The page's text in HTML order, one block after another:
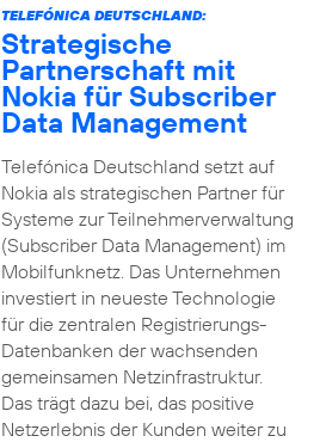
TELEFÓNICA DEUTSCHLAND:
Strategische
Partnerschaft mit
Nokia für Subscriber
Data Management
Telefónica Deutschland setzt auf
Nokia als strategischen Partner für
Systeme zur Teilnehmerverwaltung
(Subscriber Data Management) im
Mobilfunknetz. Das Unternehmen
investiert in neueste Technologie
für die zentralen Registrierungs-
Datenbanken der wachsenden
gemeinsamen Netzinfrastruktur.
Das trägt dazu bei, das positive
Netzerlebnis der Kunden weiter zu